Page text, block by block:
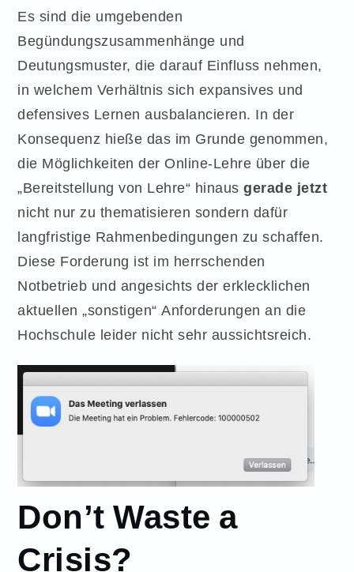
Es sind die umgebenden
Begündungszusammenhänge und
Deutungsmuster, die darauf Einfluss nehmen,
in welchem Verhältnis sich expansives und
defensives Lernen ausbalancieren. In der
Konsequenz hieße das im Grunde genommen,
die Möglichkeiten der Online-Lehre über die
„Bereitstellung von Lehre“ hinausgerade jetzt
nicht nur zu thematisieren sondern dafür
langfristige Rahmenbedingungen zu schaffen.
Diese Forderung ist im herrschenden
Notbetrieb und angesichts der erklecklichen
aktuellen „sonstigen“ Anforderungen an die
Hochschule leider nicht sehr aussichtsreich.
Don’t Waste a
Crisis?